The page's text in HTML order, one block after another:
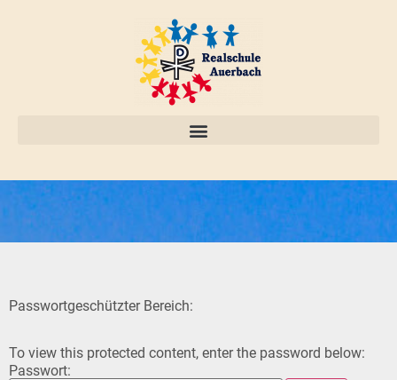
Passwortgeschützter Bereich:
To view this protected content, enter the password below:
Passwort: